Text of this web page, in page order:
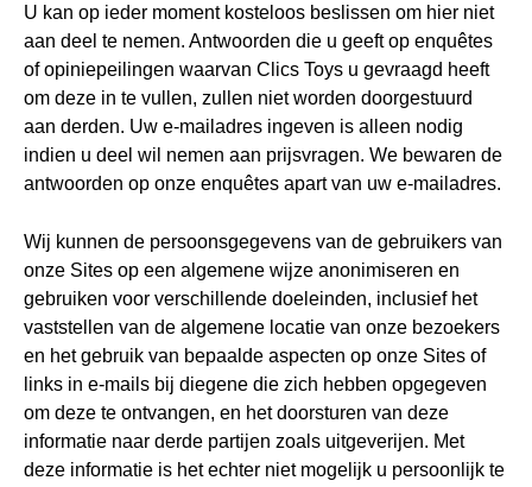
U kan op ieder moment kosteloos beslissen om hier niet
aan deel te nemen. Antwoorden die u geeft op enquêtes
of opiniepeilingen waarvan Clics Toys u gevraagd heeft
om deze in te vullen, zullen niet worden doorgestuurd
aan derden. Uw e-mailadres ingeven is alleen nodig
indien u deel wil nemen aan prijsvragen. We bewaren de
antwoorden op onze enquêtes apart van uw e-mailadres.
Wij kunnen de persoonsgegevens van de gebruikers van
onze Sites op een algemene wijze anonimiseren en
gebruiken voor verschillende doeleinden, inclusief het
vaststellen van de algemene locatie van onze bezoekers
en het gebruik van bepaalde aspecten op onze Sites of
links in e-mails bij diegene die zich hebben opgegeven
om deze te ontvangen, en het doorsturen van deze
informatie naar derde partijen zoals uitgeverijen. Met
deze informatie is het echter niet mogelijk u persoonlijk te